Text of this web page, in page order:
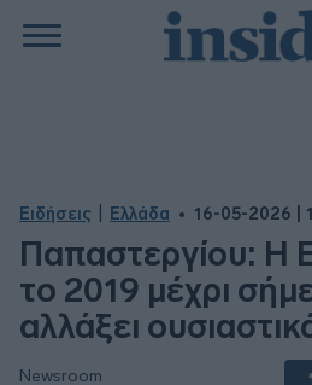
Ειδήσεις Ελλάδα 16-05-2026 |
Παπαστεργίου: Η
το 2019 μέχρι
αλλάξει
Newsroom